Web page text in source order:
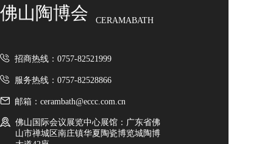
佛山陶博会 CERAMABATH
招商热线：0757-82521999
服务热线：0757-82528866
邮箱：cerambath@eccc.com.cn
佛山国际会议展览中心展馆：广东省佛
山市禅城区南庄镇华夏陶瓷博览城陶博